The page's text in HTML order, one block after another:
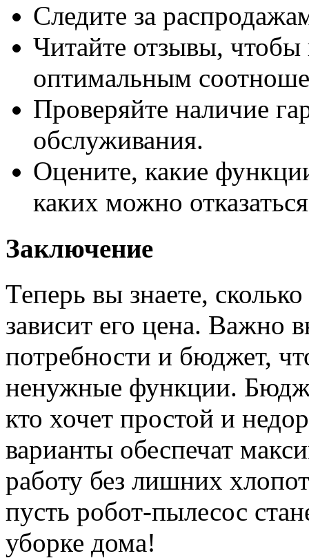
Следите за
Читайте отзывы, чтобы
оптимальным
Проверяйте наличие
обслуживания.
Оцените, какие
каких можно
Заключение
Теперь вы знаете,
зависит его цена. Важно
потребности и бюджет,
ненужные функции.
кто хочет простой и
варианты обеспечат
работу без лишних
пусть робот-пылесос
уборке дома!